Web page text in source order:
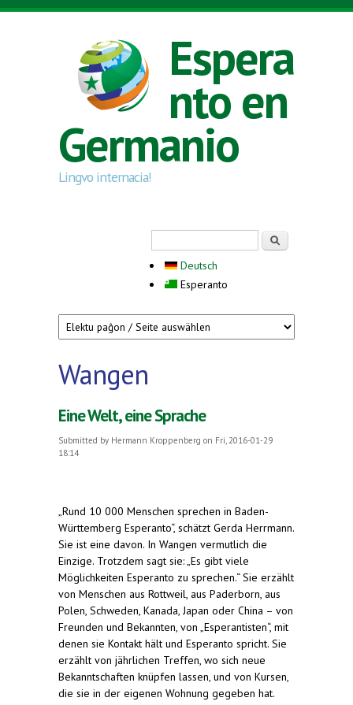
Skip to main content
Espera
nto en
Germanio
Lingvo internacia!
Deutsch
Esperanto
Wangen
Eine Welt, eine Sprache
Submitted by Hermann Kroppenberg on Fri, 2016-01-29
18:14
„Rund 10 000 Menschen sprechen in Baden-
Württemberg Esperanto“, schätzt Gerda Herrmann.
Sie ist eine davon. In Wangen vermutlich die
Einzige. Trotzdem sagt sie: „Es gibt viele
Möglichkeiten Esperanto zu sprechen.“ Sie erzählt
von Menschen aus Rottweil, aus Paderborn, aus
Polen, Schweden, Kanada, Japan oder China – von
Freunden und Bekannten, von „Esperantisten“, mit
denen sie Kontakt hält und Esperanto spricht. Sie
erzählt von jährlichen Treffen, wo sich neue
Bekanntschaften knüpfen lassen, und von Kursen,
die sie in der eigenen Wohnung gegeben hat.